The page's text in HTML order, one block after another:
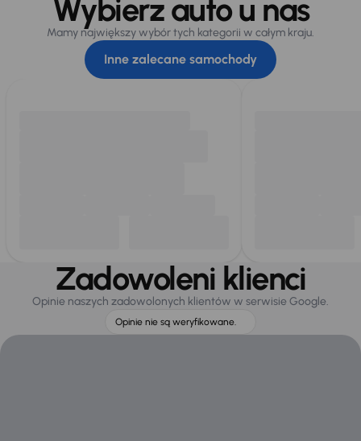
Wybierz auto u nas
Mamy największy wybór tych kategorii w całym kraju.
Inne zalecane samochody
Zadowoleni klienci
Opinie naszych zadowolonych klientów w serwisie Google.
Opinie nie są weryfikowane.